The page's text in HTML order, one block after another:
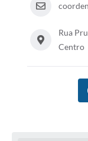
Rua
Centro